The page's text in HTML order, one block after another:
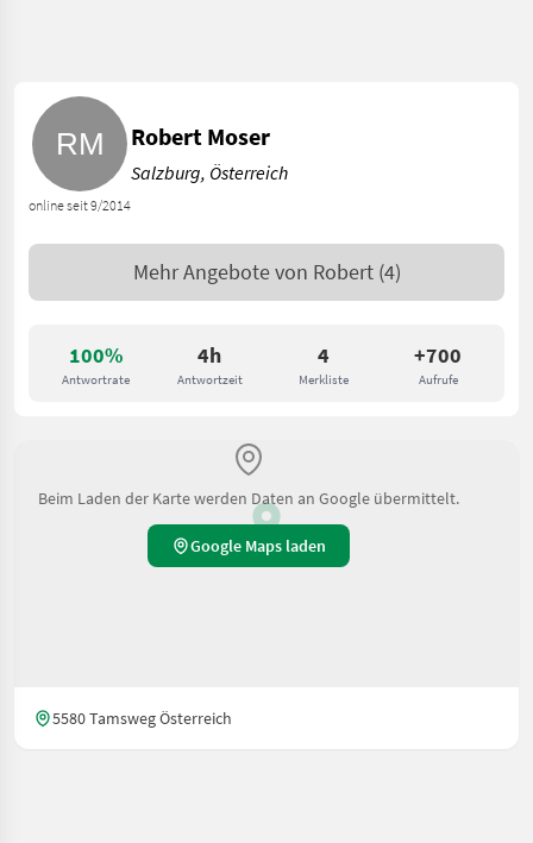
100%
Antwortrate
4h
Antwortzeit
4
Merkliste
+700
Aufrufe
online seit 9/2014
Robert Moser
Salzburg, Österreich
Mehr Angebote von Robert (4)
Beim Laden der Karte werden Daten an Google übermittelt.
Google Maps laden
5580 Tamsweg Österreich